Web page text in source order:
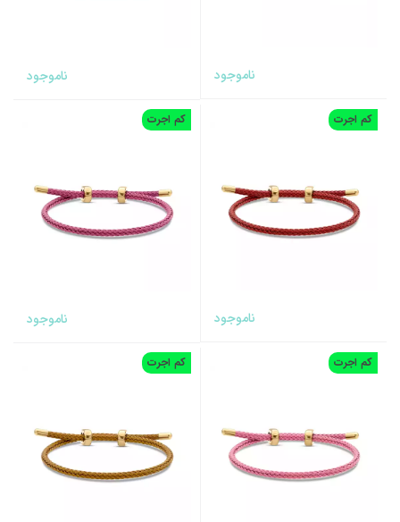
ناموجود ناموجود
کم اجرت
ناموجود
کم اجرت
ناموجود
کم اجرت کم اجرت